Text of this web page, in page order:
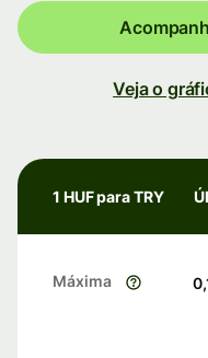
Veja o
1 HUF para TRY
Máxima